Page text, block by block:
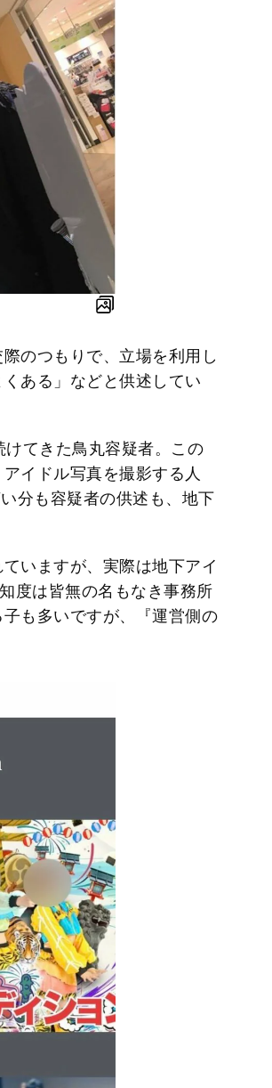
のつもりで、立場を利用し
ある」などと供述してい
てきた鳥丸容疑者。この
イドル写真を撮影する人
分も容疑者の供述も、地下
いますが、実際は地下アイ
度は皆無の名もなき事務所
も多いですが、『運営側の